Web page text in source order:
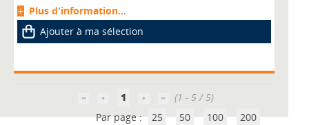
Plus d'information...
Ajouter à ma sélection
1
(1 - 5 / 5)
Par page : 25 50 100 200